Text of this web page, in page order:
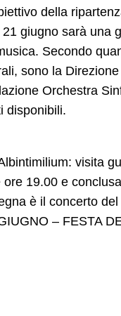
della
giugno sarà una
Secondo
sono la
Orchestra
disponibili.
visita
19.00 e
è il concerto
– FESTA